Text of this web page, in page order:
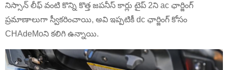
నిస్సాన్ లీఫ్ వంటి కొన్ని కొత్త జపనీస్ కార్లు టైప్ 2ని ac ఛార్జింగ్
ప్రమాణాలుగా స్వీకరించాయి, అవి ఇప్పటికీ dc ఛార్జింగ్ కోసం
CHAdeMoని కలిగి ఉన్నాయి.